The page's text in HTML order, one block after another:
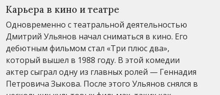
Карьера в кино и театре
Одновременно с театральной деятельностью
Дмитрий Ульянов начал сниматься в кино. Его
дебютным фильмом стал «Три плюс два»,
который вышел в 1988 году. В этой комедии
актер сыграл одну из главных ролей — Геннадия
Петровича Зыкова. После этого Ульянов снялся в